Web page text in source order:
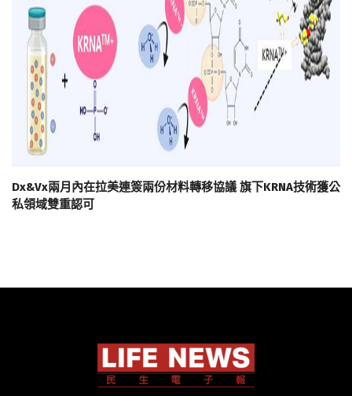
Dx&Vx兩月內在拉美連簽兩份材料轉移協議 旗下KRNA技術獲公
私領域雙重認可